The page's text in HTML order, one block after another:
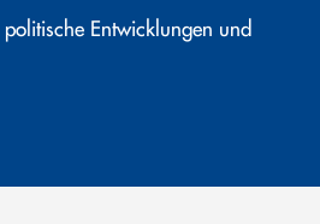
Entwicklungen und